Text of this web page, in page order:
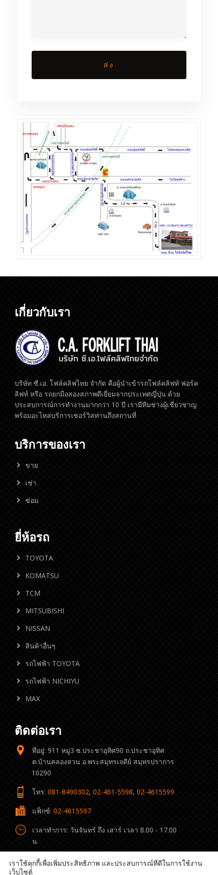
เกี่ยวกับเรา
บริษัท ซี.เอ. โฟล์คลิฟไทย จำกัด คือผู้นำเข้ารถโฟล์คลิฟท์ ฟอร์ค
ลิฟท์ หรือ รถยกมือสองสภาพดีเยี่ยมจากประเทศญี่ปุ่น ด้วย
ประสบการณ์การทำงานมากกว่า 10 ปี เรามีทีมช่างผู้เชี่ยวชาญ
พร้อมอะไหล่บริการเซอร์วิสท่านถึงสถานที่
บริการของเรา
ขาย
เช่า
ซ่อม
ยี่ห้อรถ
TOYOTA
KOMATSU
TCM
MITSUBISHI
NISSAN
สินค้าอื่นๆ
รถไฟฟ้า TOYOTA
รถไฟฟ้า NICHIYU
MAX
ติดต่อเรา
ที่อยู่: 911 หมู่3 ซ.ประชาอุทิศ90 ถ.ประชาอุทิศ
ต.บ้านคลองสวน อ.พระสมุทรเจดีย์ สมุทรปราการ
10290
โทร: 081-8490302, 02-461-5598, 02-4615599
แฟ็กซ์: 02-4615597
เวลาทำการ: วันจันทร์ ถึง เสาร์ เวลา 8.00 - 17.00
น.
อีเมล:caforkliftthai@gmail.com
เราใช้คุกกี้เพื่อเพิ่มประสิทธิภาพ และประสบการณ์ที่ดีในการใช้งาน
เว็บไซต์